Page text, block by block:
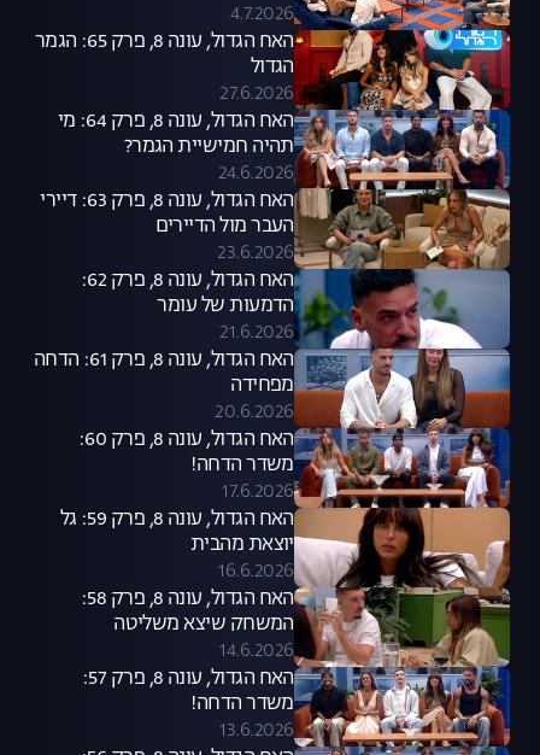
4.7.2026
האח הגדול, עונה 8, פרק 65: הגמר
הגדול
27.6.2026
האח הגדול, עונה 8, פרק 64: מי
תהיה חמישיית הגמר?
24.6.2026
האח הגדול, עונה 8, פרק 63: דיירי
העבר מול הדיירים
23.6.2026
האח הגדול, עונה 8, פרק 62:
הדמעות של עומר
21.6.2026
האח הגדול, עונה 8, פרק 61: הדחה
מפחידה
20.6.2026
האח הגדול, עונה 8, פרק 60:
משדר הדחה!
17.6.2026
האח הגדול, עונה 8, פרק 59: גל
יוצאת מהבית
16.6.2026
האח הגדול, עונה 8, פרק 58:
המשחק שיצא משליטה
14.6.2026
האח הגדול, עונה 8, פרק 57:
משדר הדחה!
13.6.2026